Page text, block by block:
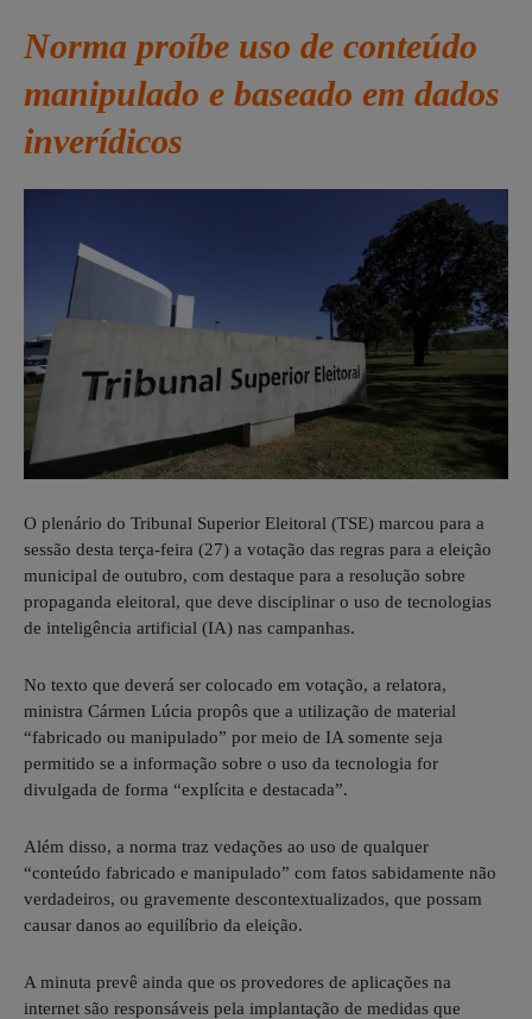
Norma proíbe uso de conteúdo
manipulado e baseado em dados
inverídicos
O plenário do Tribunal Superior Eleitoral (TSE) marcou para a
sessão desta terça-feira (27) a votação das regras para a eleição
municipal de outubro, com destaque para a resolução sobre
propaganda eleitoral, que deve disciplinar o uso de tecnologias
de inteligência artificial (IA) nas campanhas.
No texto que deverá ser colocado em votação, a relatora,
ministra Cármen Lúcia propôs que a utilização de material
“fabricado ou manipulado” por meio de IA somente seja
permitido se a informação sobre o uso da tecnologia for
divulgada de forma “explícita e destacada”.
Além disso, a norma traz vedações ao uso de qualquer
“conteúdo fabricado e manipulado” com fatos sabidamente não
verdadeiros, ou gravemente descontextualizados, que possam
causar danos ao equilíbrio da eleição.
A minuta prevê ainda que os provedores de aplicações na
internet são responsáveis pela implantação de medidas que